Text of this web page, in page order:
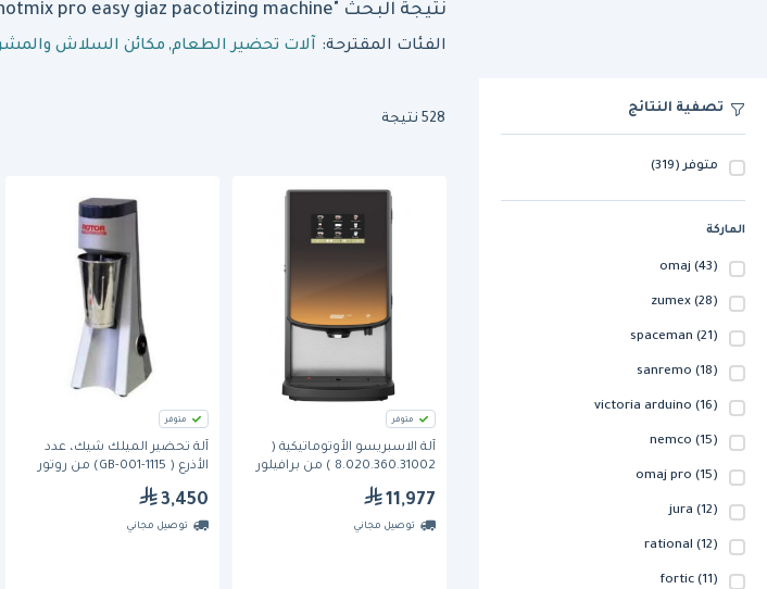
نتيجة البحث "hotmix pro easy giaz pacotizing machine"
الفئات المقترحة: آلات تحضير الطعام, مكائن السلاش
تصفية النتائج
متوفر(319)
الماركة
omaj (43)
zumex (28)
spaceman (21)
sanremo (18)
victoria arduino (16)
nemco (15)
omaj pro (15)
jura (12)
rational (12)
fortic (11)
528 نتيجة
متوفر
آلة الاسبريسو الأوتوماتيكية (
8.020.360.31002 ) من برافيلور
11,977
توصيل مجاني
متوفر
آلة تحضير الميلك شيك، عدد
الأذرع ( 1115-001-GB) من روتور
3,450
توصيل مجاني